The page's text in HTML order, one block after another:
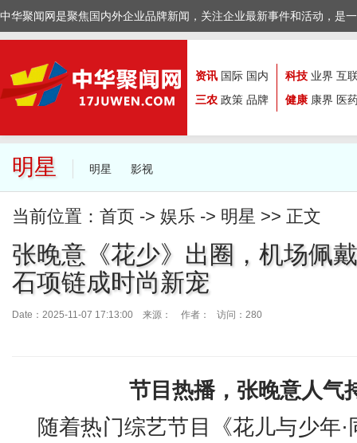
中华聚闻网是聚焦国内外企业品牌新闻，关注企业最新事件和活动，是
资讯 国际 国内
三农 政策 品牌
科技 业界 互
健康 康界 医
明星 明星 影视
当前位置： 首页 -> 娱乐 -> 明星 >> 正文
张晚意《花少》出圈，机场佩
石项链成时尚新宠
Date：2025-11-07 17:13:00 来源： 作者： 访问：280
节目 热播，张晚意人气
随着热门综艺节目《花儿与少年